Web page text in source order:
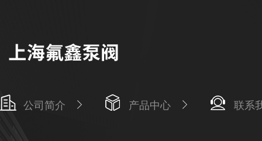
公司简介 产品中心 联系